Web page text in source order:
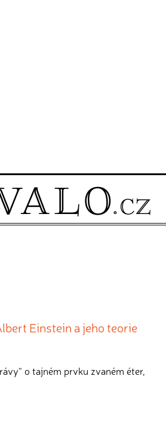
Einstein a jeho teorie
o tajném prvku zvaném éter,